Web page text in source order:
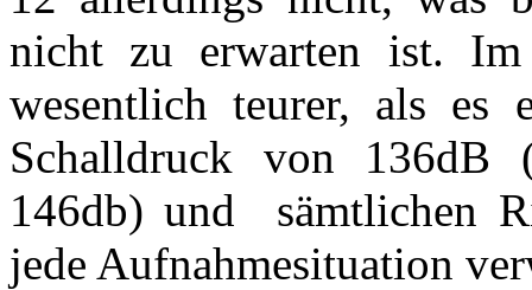
nicht zu erwarten ist.
wesentlich teurer, als es
Schalldruck von 136dB
146db) und sämtlichen
jede Aufnahmesituation